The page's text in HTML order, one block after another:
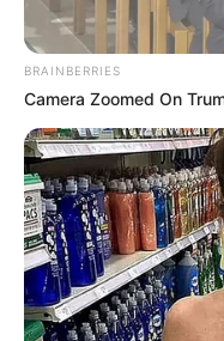
BRAINBERRIES
Camera Zoomed On